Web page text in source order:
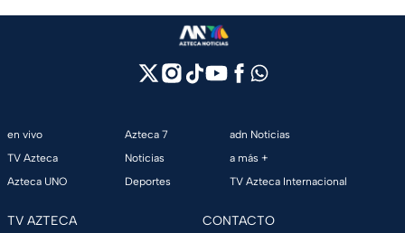
en vivo
TV Azteca
Azteca UNO
Azteca 7
Noticias
Deportes
adn Noticias
a más +
TV Azteca Internacional
TV AZTECA CONTACTO